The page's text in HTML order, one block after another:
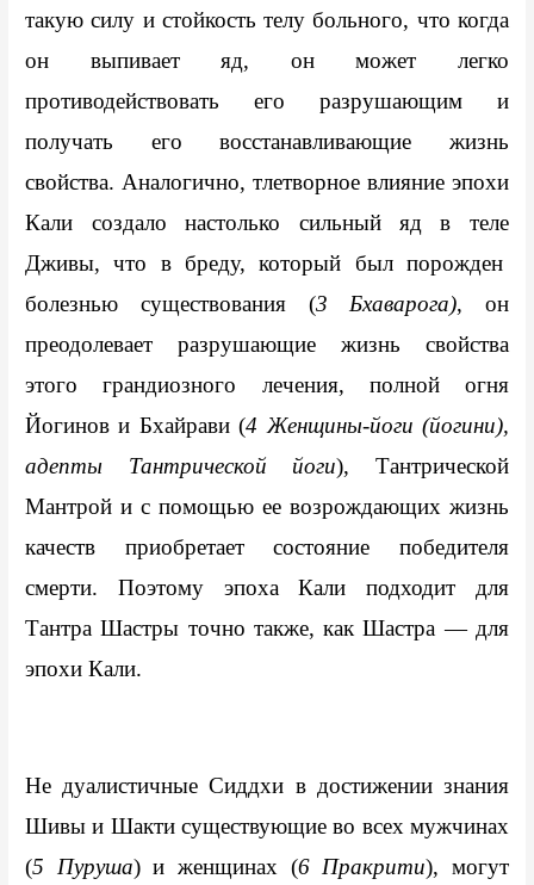
такую силу и стойкость телу больного, что когда
он выпивает яд, он может легко
противодействовать его разрушающим и
получать его восстанавливающие жизнь
свойства. Аналогично, тлетворное влияние эпохи
Кали создало настолько сильный яд в теле
Дживы, что в бреду, который был порожден
болезнью существования (3 Бхаварога), он
преодолевает разрушающие жизнь свойства
этого грандиозного лечения, полной огня
Йогинов и Бхайрави (4 Женщины-йоги (йогини),
адепты Тантрической йоги), Тантрической
Мантрой и с помощью ее возрождающих жизнь
качеств приобретает состояние победителя
смерти. Поэтому эпоха Кали подходит для
Тантра Шастры точно также, как Шастра — для
эпохи Кали.
Не дуалистичные Сиддхи в достижении знания
Шивы и Шакти существующие во всех мужчинах
(5 Пуруша) и женщинах (6 Пракрити), могут